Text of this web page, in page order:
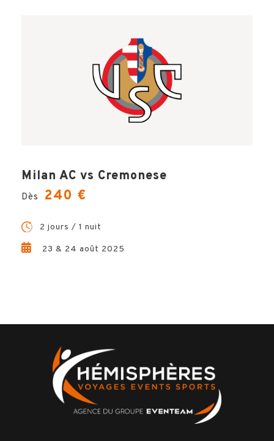
Votre voyage comprend
Ο1 nuit d’hôtel base chambre double et petit-
déjeuner
Ο La place de stade pour assister à la
rencontre
Les documents de voyage dématérialisés
Milan AC vs Cremonese
Dès 240 €
2 jours / 1 nuit
23 & 24 août 2025